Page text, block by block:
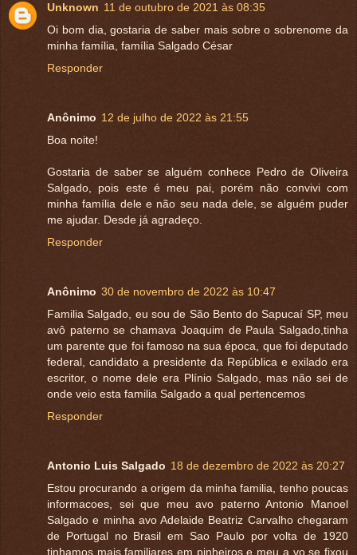
Unknown 11 de outubro de 2021 às 08:35
Oi bom dia, gostaria de saber mais sobre o sobrenome da
minha família, família Salgado César
Responder
Anônimo 12 de julho de 2022 às 21:55
Boa noite!
Gostaria de saber se alguém conhece Pedro de Oliveira
Salgado, pois este é meu pai, porém não convivi com
minha família dele e não seu nada dele, se alguém puder
me ajudar. Desde já agradeço.
Responder
Anônimo 30 de novembro de 2022 às 10:47
Familia Salgado, eu sou de São Bento do Sapucaí SP, meu
avô paterno se chamava Joaquim de Paula Salgado,tinha
um parente que foi famoso na sua época, que foi deputado
federal, candidato a presidente da República e exilado era
escritor, o nome dele era Plínio Salgado, mas não sei de
onde veio esta familia Salgado a qual pertencemos
Responder
Antonio Luis Salgado 18 de dezembro de 2022 às 20:27
Estou procurando a origem da minha familia, tenho poucas
informacoes, sei que meu avo paterno Antonio Manoel
Salgado e minha avo Adelaide Beatriz Carvalho chegaram
de Portugal no Brasil em Sao Paulo por volta de 1920
tinhamos mais familiares em pinheiros e meu a vo se fixou